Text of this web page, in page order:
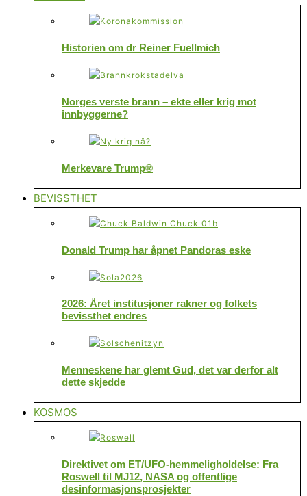
Historien om dr Reiner Fuellmich
Norges verste brann – ekte eller krig mot
innbyggerne?
Merkevare Trump®
BEVISSTHET
Donald Trump har åpnet Pandoras eske
2026: Året institusjoner rakner og folkets
bevissthet endres
Menneskene har glemt Gud, det var derfor alt
dette skjedde
KOSMOS
Direktivet om ET/UFO-hemmeligholdelse: Fra
Roswell til MJ12, NASA og offentlige
desinformasjonsprosjekter